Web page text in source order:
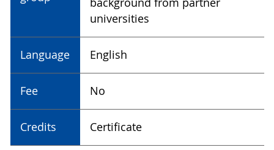
background from partner
universities
Language English
Fee No
Credits Certificate